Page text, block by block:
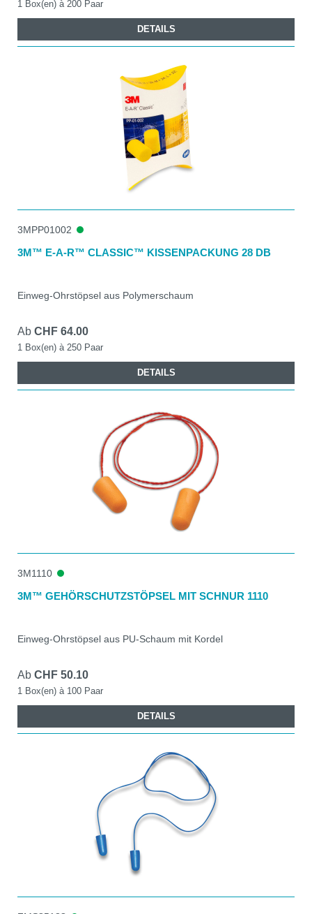
1 Box(en) à 200 Paar
DETAILS
3MPP01002
3M™ E-A-R™ CLASSIC™ KISSENPACKUNG 28 DB
Einweg-Ohrstöpsel aus Polymerschaum
Ab CHF 64.00
1 Box(en) à 250 Paar
DETAILS
3M1110
3M™ GEHÖRSCHUTZSTÖPSEL MIT SCHNUR 1110
Einweg-Ohrstöpsel aus PU-Schaum mit Kordel
Ab CHF 50.10
1 Box(en) à 100 Paar
DETAILS